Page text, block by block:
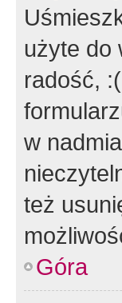
użyte do
radość,
w
też
Góra